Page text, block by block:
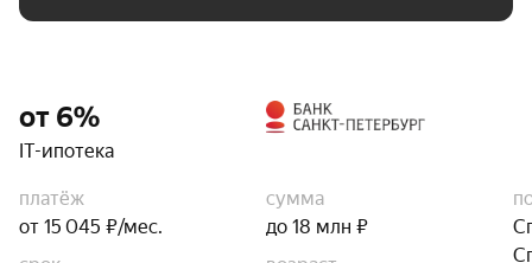
от 6%
IT-ипотека
платёж
от 15 045 ₽/мес.
сумма
до 18 млн ₽